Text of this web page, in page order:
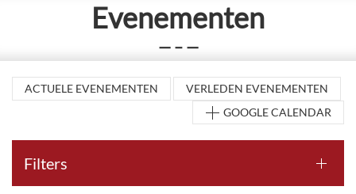
Evenementen
— – —
ACTUELE EVENEMENTEN
VERLEDEN EVENEMENTEN
GOOGLE CALENDAR
Filters